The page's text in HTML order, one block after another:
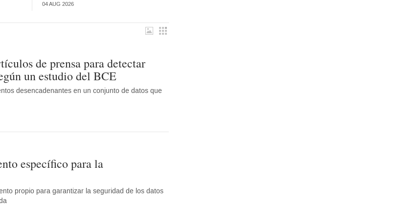
04 AUG 2026
de prensa para detectar
un estudio del BCE
desencadenantes en un conjunto de datos que
específico para la
propio para garantizar la seguridad de los datos